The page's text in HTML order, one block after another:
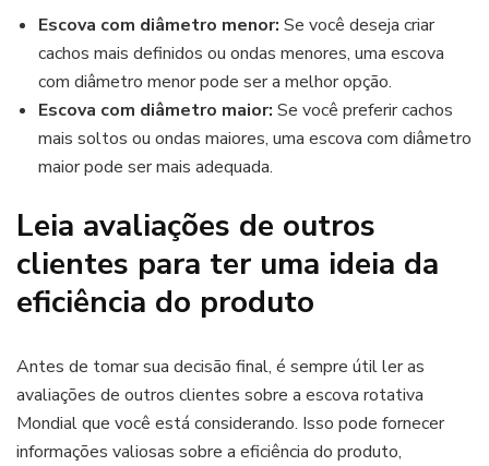
Escova com diâmetro menor: Se você deseja criar
cachos mais definidos ou ondas menores, uma escova
com diâmetro menor pode ser a melhor opção.
Escova com diâmetro maior: Se você preferircachos
mais soltos ou ondas maiores, uma escova com diâmetro
maior pode ser mais adequada.
Leia avaliações de outros
clientes para ter uma ideia da
eficiência do produto
Antes de tomar sua decisão final, é sempre útil ler as
avaliações de outros clientes sobre a escova rotativa
Mondial que você está considerando. Isso pode fornecer
informações valiosas sobre a eficiência do produto,